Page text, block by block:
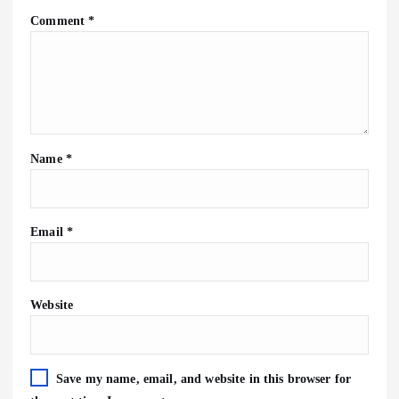
Comment*
Name *
Email *
Website
Save my name, email, and website in this browser for